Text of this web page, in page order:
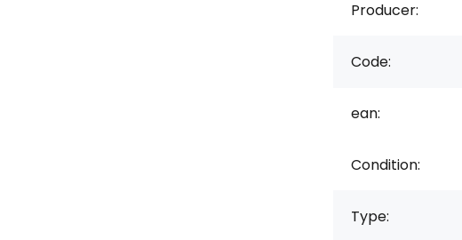
Producer:
Code:
ean:
Condition:
Type: